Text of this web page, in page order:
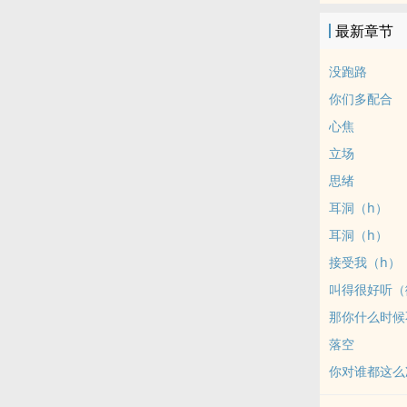
最新章节
没跑路
你们多配合
心焦
立场
思绪
耳洞（h）
耳洞（h）
接受我（h）
叫得很好听（
那你什么时
落空
你对谁都这